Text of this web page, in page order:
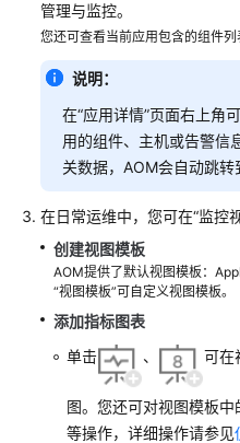
户
指
南
参
考
SDK
参
管理与监控。
您还可查看当前应用包含的组件列
说明：
在“应用详情”页面右上角
用的组件、主机或告警信
关数据，AOM会自动跳转
在日常运维中，您可在“监控
创建视图模板
AOM提供了默认视图模板：
“视图模板”可自定义视图模板。
添加指标图表
单击
、 可在
图。您还可对视图模板
等操作，详细操作请参见